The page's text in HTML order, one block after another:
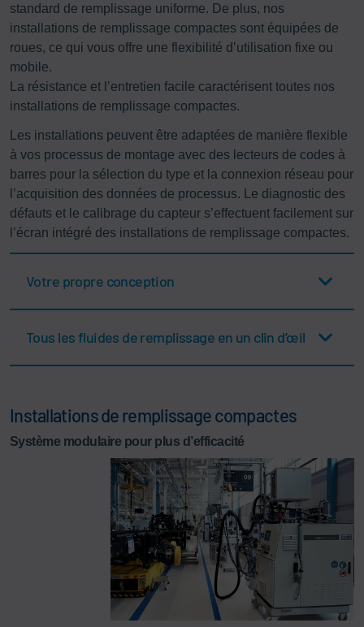
standard de remplissage uniforme. De plus, nos
installations de remplissage compactes sont équipées de
roues, ce qui vous offre une flexibilité d’utilisation fixe ou
mobile.
La résistance et l’entretien facile caractérisent toutes nos
installations de remplissage compactes.
Les installations peuvent être adaptées de manière flexible
à vos processus de montage avec des lecteurs de codes à
barres pour la sélection du type et la connexion réseau pour
l’acquisition des données de processus. Le diagnostic des
défauts et le calibrage du capteur s’effectuent facilement sur
l’écran intégré des installations de remplissage compactes.
Votre propre conception
Tous les fluides de remplissage en un clin d’œil
Installations de remplissage compactes
Système modulaire pour plus d’efficacité